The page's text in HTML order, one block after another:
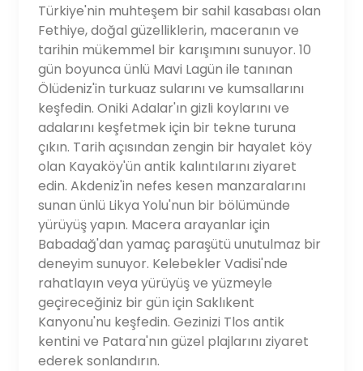
Türkiye'nin muhteşem bir sahil kasabası olan
Fethiye, doğal güzelliklerin, maceranın ve
tarihin mükemmel bir karışımını sunuyor. 10
gün boyunca ünlü Mavi Lagün ile tanınan
Ölüdeniz'in turkuaz sularını ve kumsallarını
keşfedin. Oniki Adalar'ın gizli koylarını ve
adalarını keşfetmek için bir tekne turuna
çıkın. Tarih açısından zengin bir hayalet köy
olan Kayaköy'ün antik kalıntılarını ziyaret
edin. Akdeniz'in nefes kesen manzaralarını
sunan ünlü Likya Yolu'nun bir bölümünde
yürüyüş yapın. Macera arayanlar için
Babadağ'dan yamaç paraşütü unutulmaz bir
deneyim sunuyor. Kelebekler Vadisi'nde
rahatlayın veya yürüyüş ve yüzmeyle
geçireceğiniz bir gün için Saklıkent
Kanyonu'nu keşfedin. Gezinizi Tlos antik
kentini ve Patara'nın güzel plajlarını ziyaret
ederek sonlandırın.